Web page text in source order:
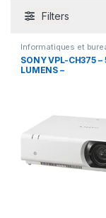
Filters
Informatiques et
Multimédia
SONY VPL-CH375
LUMENS –